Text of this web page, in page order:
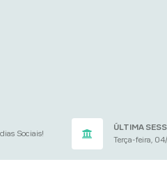
Sociais!
ÚLTIMA
Terça-feira,